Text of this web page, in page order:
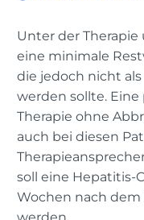
Unter der
eine minimale
die jedoch nicht
werden sollte.
Therapie ohne
auch bei diesen
soll eine Hepatitis-
Wochen nach